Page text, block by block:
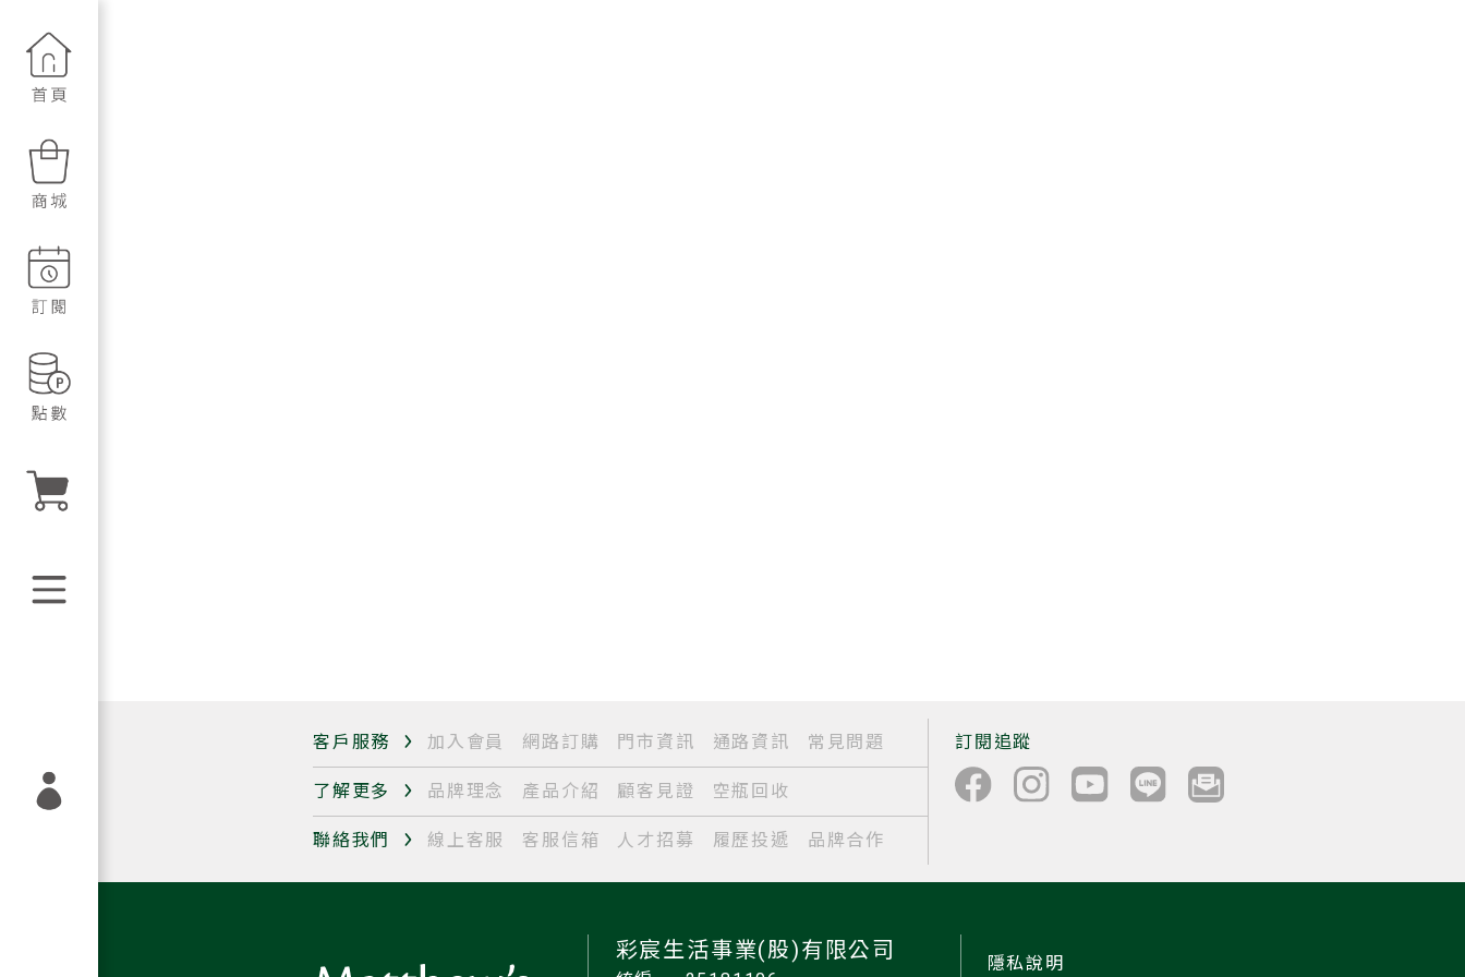
客戶服務 加入會員 網路訂購 門市資訊 通路資訊 常見問題
了解更多 品牌理念 產品介紹 顧客見證 空瓶回收
聯絡我們 線上客服 客服信箱 人才招募 履歷投遞 品牌合作
訂閱追蹤
彩宸生活事業(股)有限公司
隱私說明